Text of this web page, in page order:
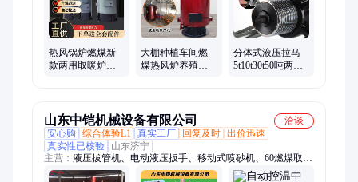
带底盘、消防器材
热风锅炉燃煤新
款两用取暖炉节
大棚种植车间燃
煤热风炉养殖育
分体式液压拉马
5t10t30t50吨两爪
山东中铠机械设备有限公司
洽谈
安心购
综合体验L1 真实工厂 回复及时 出价迅速
真实性已核验
山东济宁
主营： 液压拔管机、电动液压扳手、移动式喷砂机、60燃煤取暖
炉、箱式喷砂机、智能清淤机器人、液压升降柱、等离子切割